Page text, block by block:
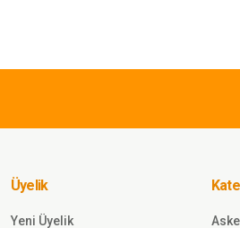
Üyelik
Yeni Üyelik